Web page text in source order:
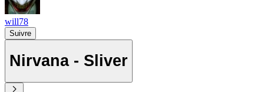
will78
Suivre
Nirvana - Sliver